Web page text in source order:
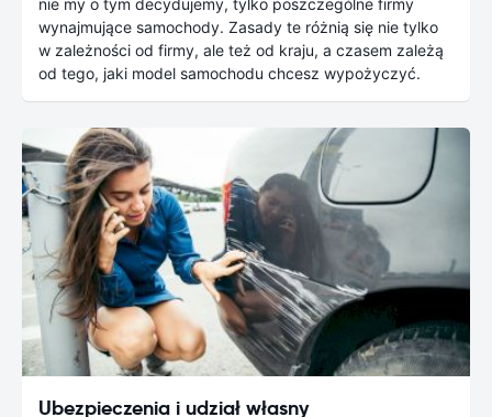
wynajmujące samochody. Zasady te różnią się nie tylko
w zależności od firmy, ale też od kraju, a czasem zależą
od tego, jaki model samochodu chcesz wypożyczyć.
Ubezpieczenia i udział własny